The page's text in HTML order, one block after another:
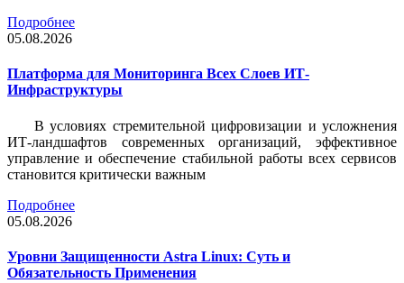
Подробнее
05.08.2026
Платформа для Мониторинга Всех Слоев ИТ-
Инфраструктуры
В условиях стремительной цифровизации и усложнения
ИТ-ландшафтов современных организаций, эффективное
управление и обеспечение стабильной работы всех сервисов
становится критически важным
Подробнее
05.08.2026
Уровни Защищенности Astra Linux: Суть и
Обязательность Применения